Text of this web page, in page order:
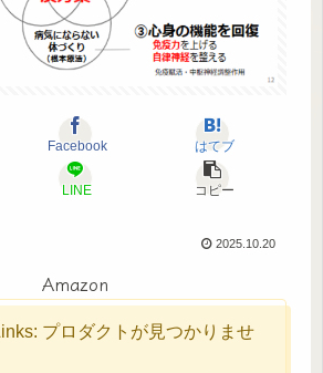
Facebook はてブ
LINE コピー
2025.10.20
Amazon
プロダクトが見つかりませ